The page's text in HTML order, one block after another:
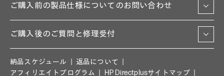
ご購入前の製品仕様についてのお問い合わせ
ご購入後のご質問と修理受付
納品スケジュール
返品について
アフィリエイトプログラム
HP Directplusサイトマップ